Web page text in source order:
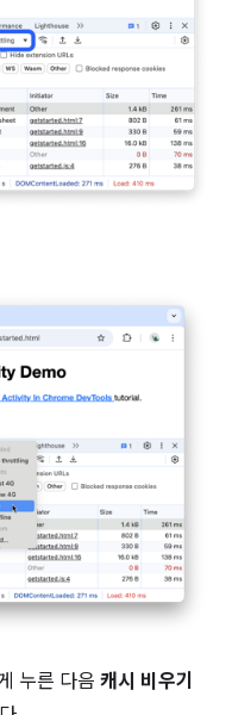
누른 다음 캐시 비우기